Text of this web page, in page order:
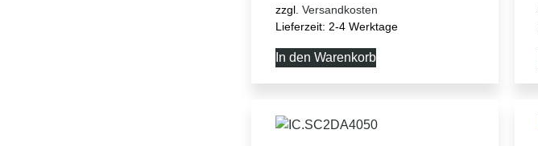
zzgl. Versandkosten
Lieferzeit: 2-4 Werktage
In den Warenkorb